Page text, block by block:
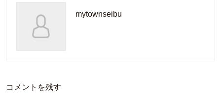
mytownseibu
コメントを残す